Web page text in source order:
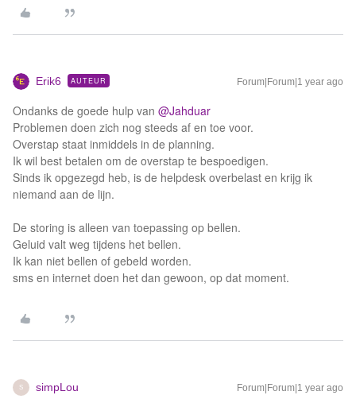
Erik6 AUTEUR Forum|Forum|1 year ago
Ondanks de goede hulp van @Jahduar
Problemen doen zich nog steeds af en toe voor.
Overstap staat inmiddels in de planning.
Ik wil best betalen om de overstap te bespoedigen.
Sinds ik opgezegd heb, is de helpdesk overbelast en krijg ik
niemand aan de lijn.
De storing is alleen van toepassing op bellen.
Geluid valt weg tijdens het bellen.
Ik kan niet bellen of gebeld worden.
sms en internet doen het dan gewoon, op dat moment.
S simpLou Forum|Forum|1 year ago